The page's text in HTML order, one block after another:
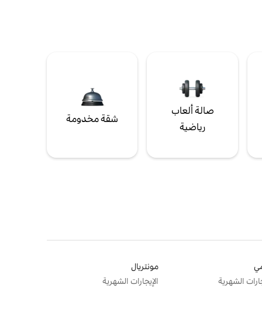
صالة ألعاب
رياضية
شقة مخدومة
الشهرية
مونتريال
الإيجارات الشهرية